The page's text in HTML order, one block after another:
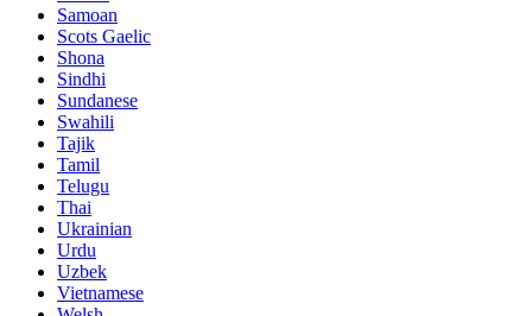
Samoan
Scots Gaelic
Shona
Sindhi
Sundanese
Swahili
Tajik
Tamil
Telugu
Thai
Ukrainian
Urdu
Uzbek
Vietnamese